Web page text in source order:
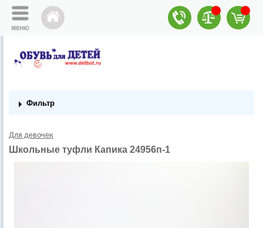
Фильтр
Для девочек
Школьные туфли Капика 24956п-1